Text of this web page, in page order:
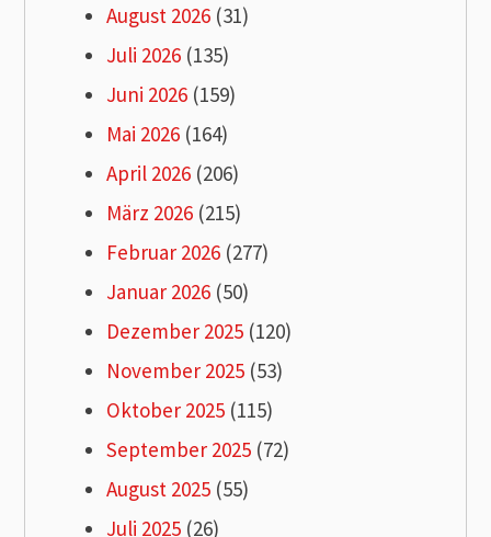
August 2026 (31)
Juli 2026 (135)
Juni 2026 (159)
Mai 2026 (164)
April 2026 (206)
März 2026 (215)
Februar 2026 (277)
Januar 2026 (50)
Dezember 2025 (120)
November 2025 (53)
Oktober 2025 (115)
September 2025 (72)
August 2025 (55)
Juli 2025 (26)